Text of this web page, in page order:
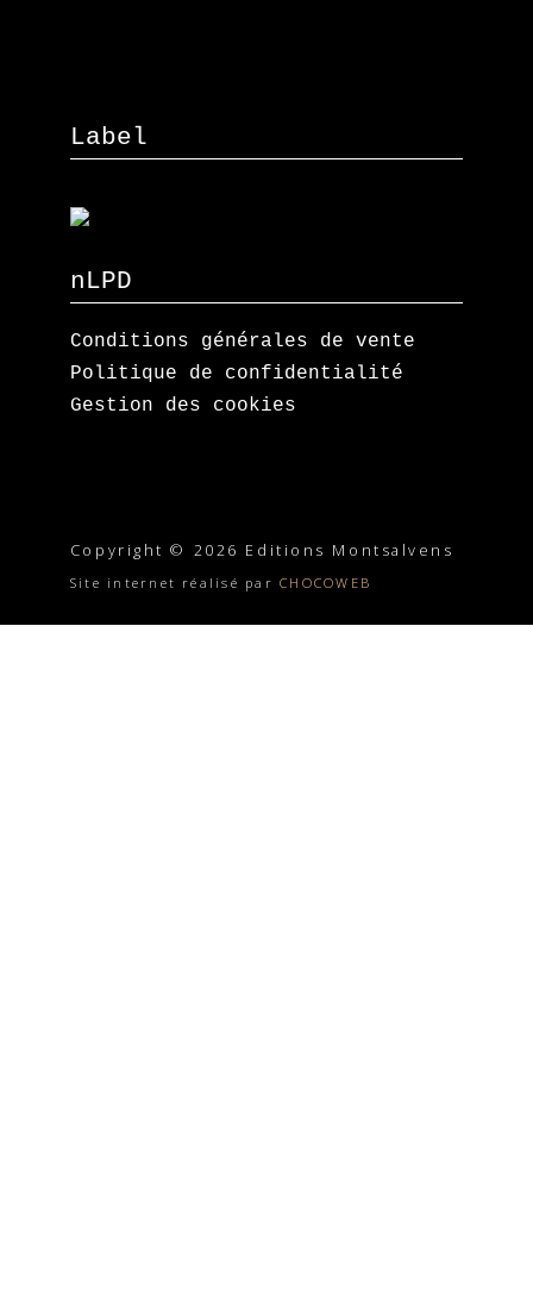
Label
nLPD
Conditions générales de vente
Politique de confidentialité
Gestion des cookies
Copyright © 2026 Editions Montsalvens
Site internet réalisé parCHOCOWEB